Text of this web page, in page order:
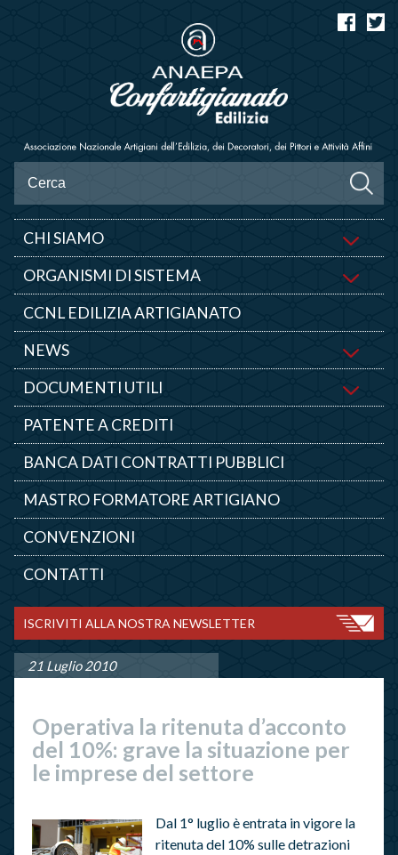
CHI SIAMO
ORGANISMI DI SISTEMA
CCNL EDILIZIA ARTIGIANATO
NEWS
DOCUMENTI UTILI
PATENTE A CREDITI
BANCA DATI CONTRATTI PUBBLICI
MASTRO FORMATORE ARTIGIANO
CONVENZIONI
CONTATTI
ISCRIVITI ALLA NOSTRA NEWSLETTER
21 Luglio 2010
Operativa la ritenuta d’acconto
del 10%: grave la situazione per
le imprese del settore
Dal 1° luglio è entrata in vigore la
ritenuta del 10% sulle detrazioni